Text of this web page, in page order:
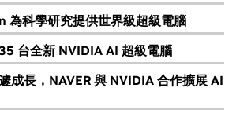
為科學研究提供世界級超級電腦
台全新 NVIDIA AI 超級電腦
成長，NAVER 與 NVIDIA 合作擴展 AI